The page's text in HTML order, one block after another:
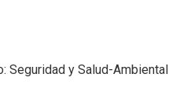
Seguridad y Salud-Ambiental